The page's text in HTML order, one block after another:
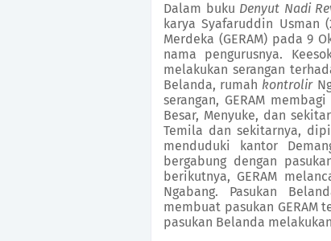
Dalam buku Denyut Nadi
karya Syafaruddin Usman
Merdeka (GERAM) pada 9
nama pengurusnya.
melakukan serangan
Belanda, rumah kontrolir
serangan, GERAM
Besar, Menyuke, dan
Temila dan sekitarnya,
menduduki kantor
bergabung dengan
berikutnya, GERAM
Ngabang. Pasukan
membuat pasukan GERAM
pasukan Belanda